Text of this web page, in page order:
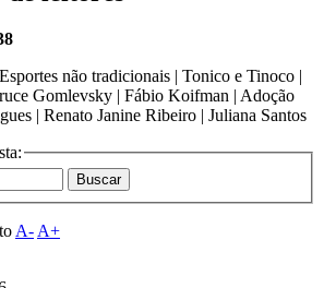
não tradicionais | Tonico e Tinoco |
Gomlevsky | Fábio Koifman | Adoção
| Renato Janine Ribeiro | Juliana Santos
A- A+